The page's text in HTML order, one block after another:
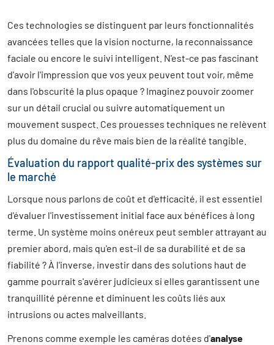
Ces technologies se distinguent par leurs fonctionnalités
avancées telles que la vision nocturne, la reconnaissance
faciale ou encore le suivi intelligent. N'est-ce pas fascinant
d'avoir l'impression que vos yeux peuvent tout voir, même
dans l'obscurité la plus opaque ? Imaginez pouvoir zoomer
sur un détail crucial ou suivre automatiquement un
mouvement suspect. Ces prouesses techniques ne relèvent
plus du domaine du rêve mais bien de la réalité tangible.
Évaluation du rapport qualité-prix des systèmes sur
le marché
Lorsque nous parlons de coût et d'efficacité, il est essentiel
d'évaluer l'investissement initial face aux bénéfices à long
terme. Un système moins onéreux peut sembler attrayant au
premier abord, mais qu'en est-il de sa durabilité et de sa
fiabilité ? À l'inverse, investir dans des solutions haut de
gamme pourrait s'avérer judicieux si elles garantissent une
tranquillité pérenne et diminuent les coûts liés aux
intrusions ou actes malveillants.
Prenons comme exemple les caméras dotées d'analyse